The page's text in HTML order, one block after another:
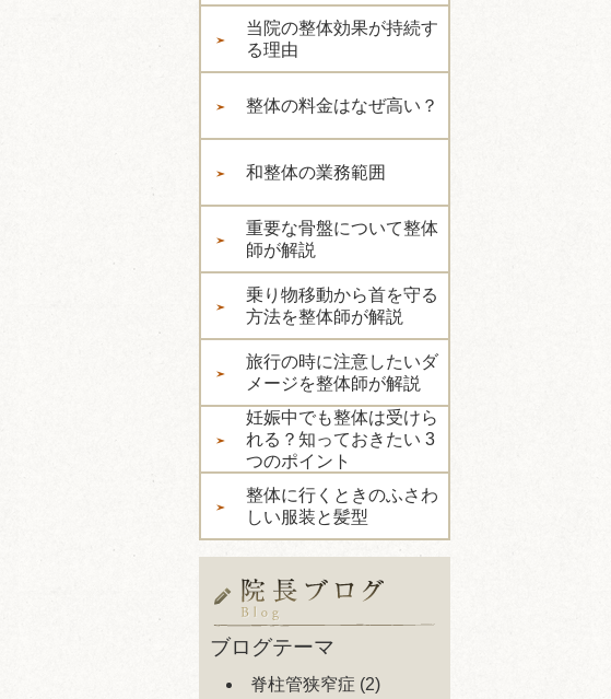
当院の整体効果が持続す
る理由
整体の料金はなぜ高い？
和整体の業務範囲
重要な骨盤について整体
師が解説
乗り物移動から首を守る
方法を整体師が解説
旅行の時に注意したいダ
メージを整体師が解説
妊娠中でも整体は受けら
れる？知っておきたい 3
つのポイント
整体に行くときのふさわ
しい服装と髪型
ブログテーマ
脊柱管狭窄症 (2)